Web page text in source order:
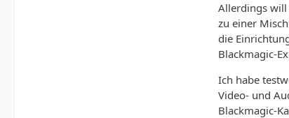
Allerdings will
zu einer
die
Blackmagic-
Ich habe
Video- und
Blackmagic-